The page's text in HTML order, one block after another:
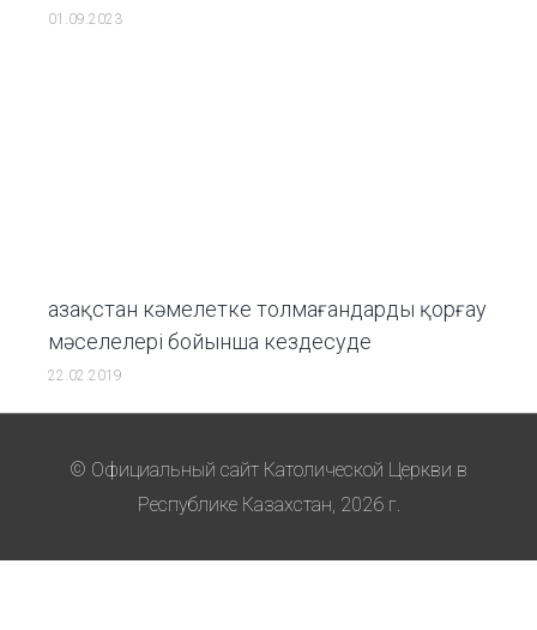
01.09.2023
Қазақстан кәмелетке толмағандарды қорғау
мәселелері бойынша кездесуде
22.02.2019
© Официальный сайт Католической Церкви в
Республике Казахстан, 2026 г.